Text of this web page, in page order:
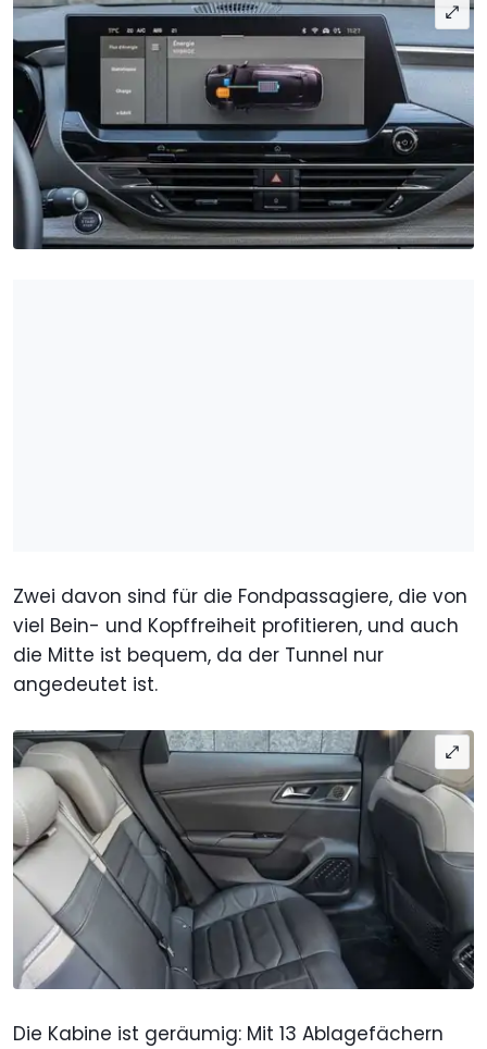
Zwei davon sind für die Fondpassagiere, die von
viel Bein- und Kopffreiheit profitieren, und auch
die Mitte ist bequem, da der Tunnel nur
angedeutet ist.
Die Kabine ist geräumig: Mit 13 Ablagefächern